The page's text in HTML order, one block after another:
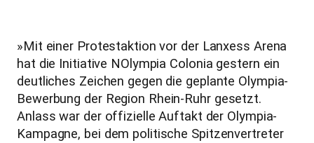
»Mit einer Protestaktion vor der Lanxess Arena
hat die Initiative NOlympia Colonia gestern ein
deutliches Zeichen gegen die geplante Olympia-
Bewerbung der Region Rhein-Ruhr gesetzt.
Anlass war der offizielle Auftakt der Olympia-
Kampagne, bei dem politische Spitzenvertreter